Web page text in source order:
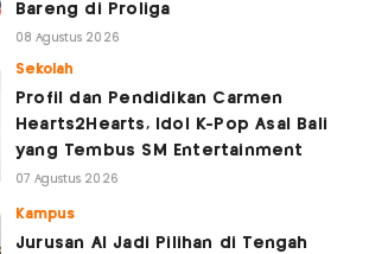
Bareng di Proliga
08 Agustus 2026
Sekolah
Profil dan Pendidikan Carmen
Hearts2Hearts, Idol K-Pop Asal Bali
yang Tembus SM Entertainment
07 Agustus 2026
Kampus
Jurusan AI Jadi Pilihan di Tengah